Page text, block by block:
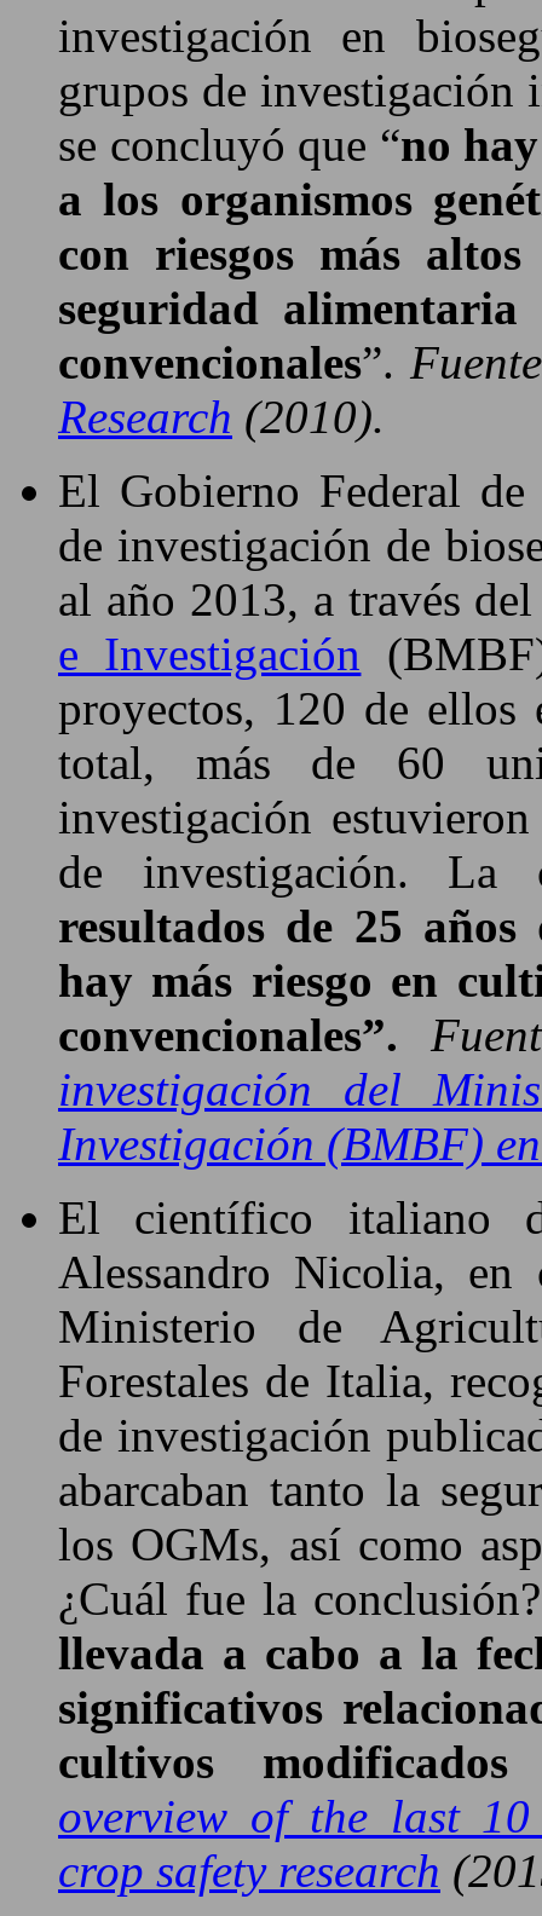
investigación en
grupos de investigación
se concluyó que “no
a los organismos
con riesgos más
seguridad
convencionales”.
Research (2010).
El Gobierno Federal
de investigación de
al año 2013, a través
e Investigación
proyectos, 120 de ellos
total, más de 60
investigación
de investigación.
resultados de 25
hay más riesgo en
convencionales”.
investigación del
Investigación (BMBF)
El científico italiano
Alessandro Nicolia, en
Ministerio de
Forestales de Italia,
de investigación
abarcaban tanto la
los OGMs, así como
¿Cuál fue la
llevada a cabo a la
significativos
cultivos
overview of the last 10
crop safety research